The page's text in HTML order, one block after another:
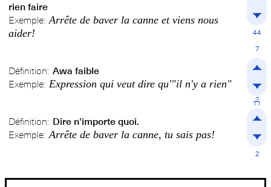
rien faire
Exemple: Arrête de baver la canne et viens nous
aider!
44
Définition: Awa faible
Exemple: Expression qui veut dire qu'"il n'y a rien"
7
11
Définition: Dire n'importe quoi.
Exemple: Arrête de baver la canne, tu sais pas!
2
2